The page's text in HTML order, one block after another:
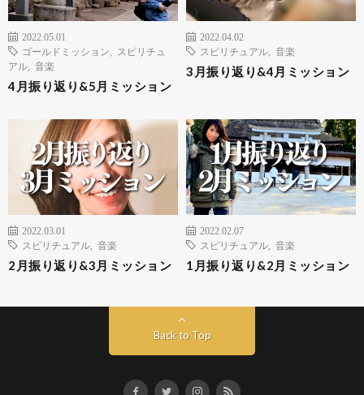
2022.05.01
ゴールドミッション
スピリチュ
アル
音楽
4月振り返り&5月ミッション
2022.04.02
スピリチュアル
音楽
3月振り返り&4月ミッション
2022.03.01
スピリチュアル
音楽
2月振り返り&3月ミッション
2022.02.07
スピリチュアル
音楽
1月振り返り&2月ミッション
Back to Top